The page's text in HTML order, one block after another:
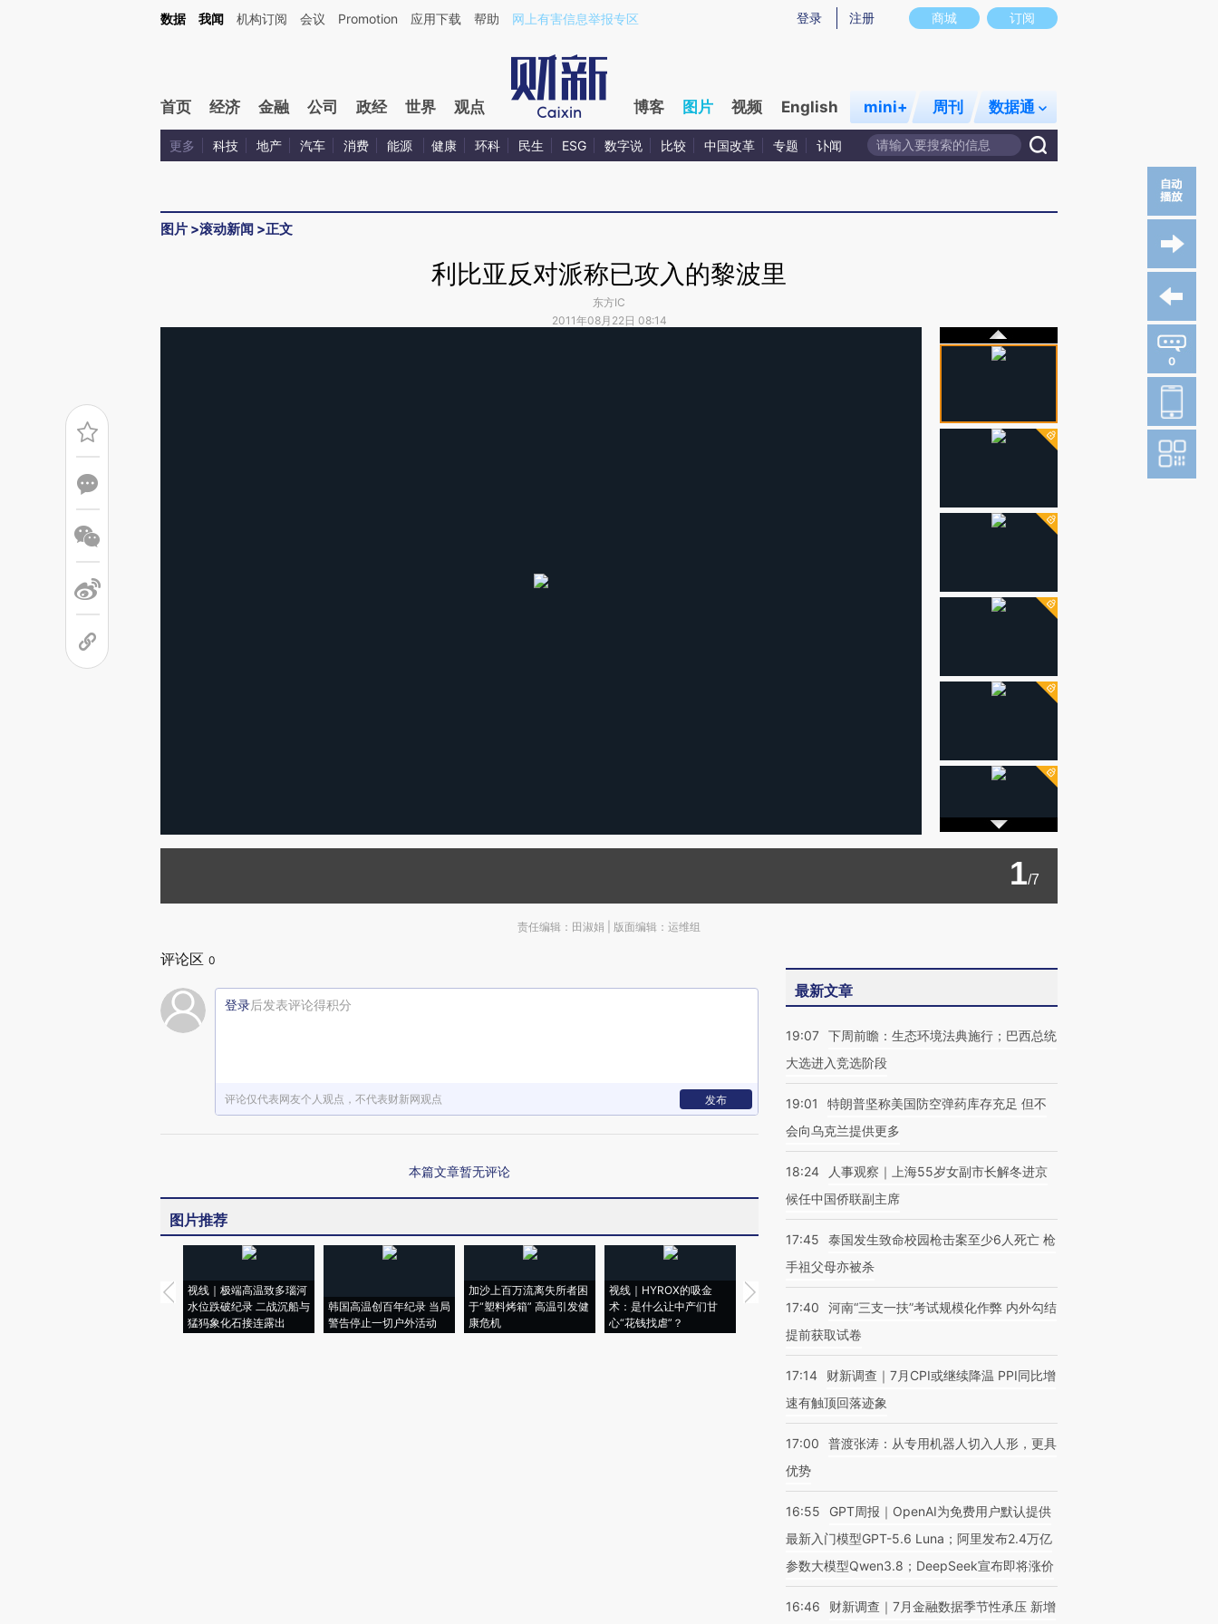
商城 订阅
登录 注册
数据 我闻 机构订阅 会议 Promotion 应用下载 帮助 网上有害信息举报专区
首页 经济 金融 公司 政经 世界 观点 博客 图片 视频 English mini+ 周刊 数据通
更多 科技 地产 汽车 消费 能源 健康 环科 民生 ESG 数字说 比较 中国改革 专题 讣闻
图片 >滚动新闻 >正文
利比亚反对派称已攻入的黎波里
东方IC
2011年08月22日 08:14
0
1/7
责任编辑：田淑娟 | 版面编辑：运维组
评论区 0
登录后发表评论得积分
评论仅代表网友个人观点，不代表财新网观点 发布
本篇文章暂无评论
图片推荐
视线｜极端高温致多瑙河
水位跌破纪录 二战沉船与
猛犸象化石接连露出
韩国高温创百年纪录 当局
警告停止一切户外活动
加沙上百万流离失所者困
于“塑料烤箱” 高温引发健
康危机
视线｜HYROX的吸金
术：是什么让中产们甘
心“花钱找虐”？
马航飞行员跨国走私7万
粒摇头丸 尿检体内含3种
视线｜被称为“蟑螂”的印
度Z世代 用街头抗争将教
视线｜“入侵”还是“人道危
机”？难民潮撕裂西班牙
最新文章
19:07 下周前瞻：生态环境法典施行；巴西总统
大选进入竞选阶段
19:01
特朗普坚称美国防空弹药库存充足 但不
会向乌克兰提供更多
18:24
人事观察｜上海55岁女副市长解冬进京
候任中国侨联副主席
17:45
泰国发生致命校园枪击案至少6人死亡 枪
手祖父母亦被杀
17:40
河南“三支一扶”考试规模化作弊 内外勾结
提前获取试卷
17:14
财新调查｜7月CPI或继续降温 PPI同比增
速有触顶回落迹象
17:00
普渡张涛：从专用机器人切入人形，更具
优势
16:55
GPT周报｜OpenAI为免费用户默认提供
最新入门模型GPT-5.6 Luna；阿里发布2.4万亿
参数大模型Qwen3.8；DeepSeek宣布即将涨价
16:46 财新调查｜7月金融数据季节性承压 新增